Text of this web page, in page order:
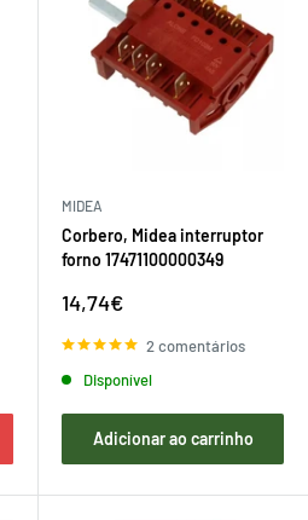
MIDEA
Corbero, Midea interruptor
forno 17471100000349
Preço
venda
14,74€
2 comentários
Disponível
Adicionar ao carrinho